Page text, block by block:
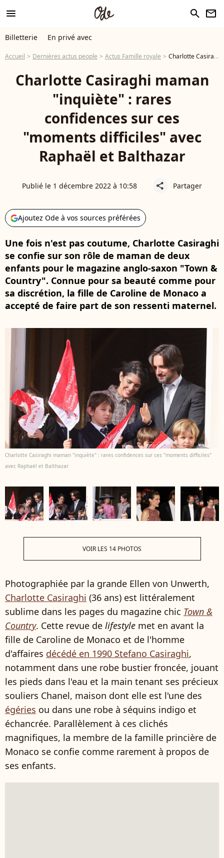
menu search newsletter
Billetterie En privé avec
Accueil Dernières actus people Actus Famille royale Charlotte Casiraghi maman "inquiète" : rares confidences sur ces "moments difficiles" avec Raphaël et Balthazar
Charlotte Casiraghi maman
"inquiète" : rares
confidences sur ces
"moments difficiles" avec
Raphaël et Balthazar
Publié le 1 décembre 2022 à 10:58 share Partager
Ajoutez Ode à vos sources préférées
Une fois n'est pas coutume, Charlotte Casiraghi
se confie sur son rôle de maman de deux
enfants pour le magazine anglo-saxon "Town &
Country". Connue pour sa beauté comme pour
sa discrétion, la fille de Caroline de Monaco a
accepté de faire part de son ressenti maternel.
Charlotte Casiraghi maman "inquiète" : rares confidences sur ces "moments difficiles"
avec Raphaël et Balthazar
VOIR LES 14 PHOTOS
Photographiée par la grande Ellen von Unwerth,
Charlotte Casiraghi (36 ans) est littéralement
sublime dans les pages du magazine chic Town &
Country. Cette revue de lifestyle met en avant la
fille de Caroline de Monaco et de l'homme
d'affaires décédé en 1990 Stefano Casiraghi,
notamment dans une robe bustier froncée, jouant
les pieds dans l'eau et la main tenant ses précieux
souliers Chanel, maison dont elle est l'une des
égéries ou dans une robe à séquins indigo et
échancrée. Parallèlement à ces clichés
magnifiques, la membre de la famille princière de
Monaco se confie comme rarement à propos de
ses enfants.